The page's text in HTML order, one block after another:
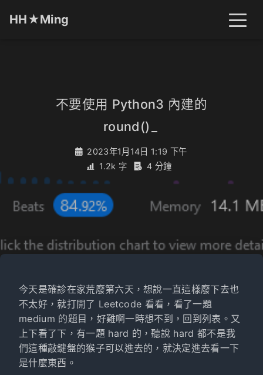
HH★Ming
關於
開燈
不要使用 Python3 內建的
round()
2023年1月14日 1:19 下午
1.2k 字
4 分鐘
今天是確診在家荒廢第六天，想說一直這樣廢下去也
不太好，就打開了 Leetcode 看看，看了一題
medium 的題目，好難啊一時想不到，回到列表。又
上下看了下，有一題 hard 的，聽說 hard 都不是我
們這種敲鍵盤的猴子可以進去的，就決定進去看一下
是什麼東西。